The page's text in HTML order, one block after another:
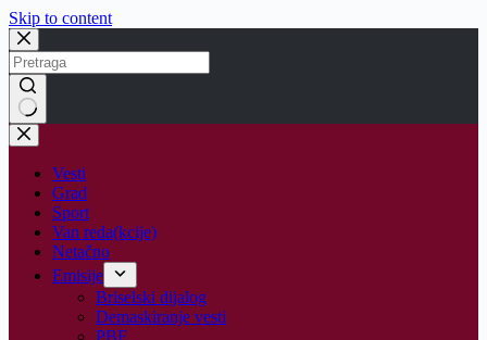
Skip to content
No
results
Vesti
Grad
Sport
Van reda(kcije)
Netačno
Emisije
Briselski dijalog
Demaskiranje vesti
PBF